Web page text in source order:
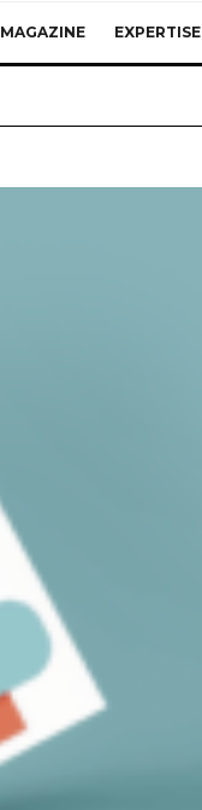
MAGAZINE EXPERTISE